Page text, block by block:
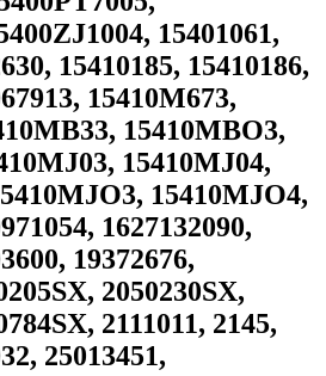
15401061,
15410185, 15410186,
15410M673,
15410MBO3,
15410MJ04,
15410MJO4,
1627132090,
19372676,
2050230SX,
2111011, 2145,
25013451,